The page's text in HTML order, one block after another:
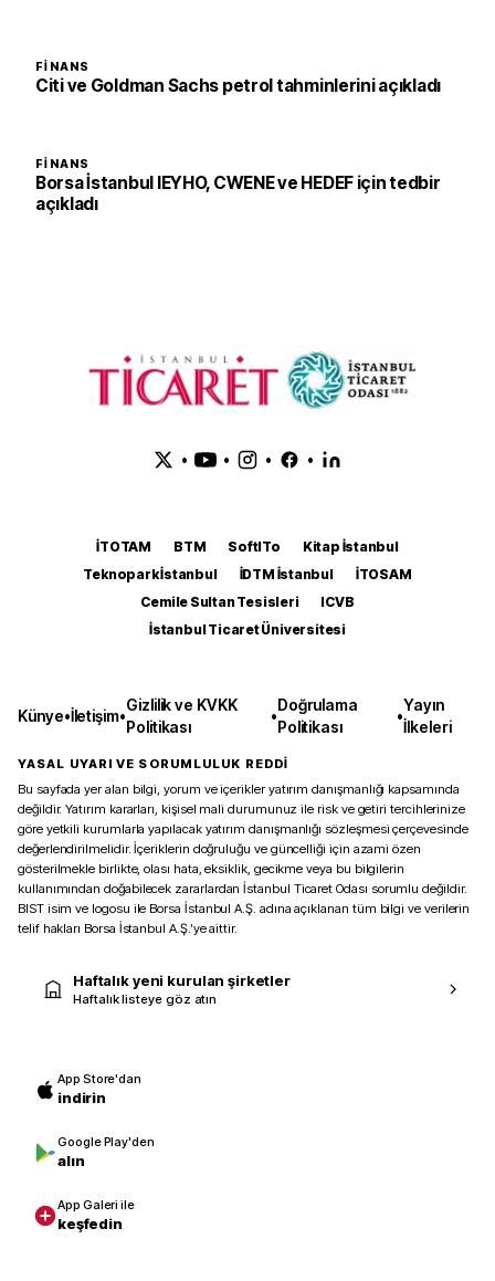
FINANS
Citi ve Goldman Sachs petrol tahminlerini açıkladı
FINANS
Borsa İstanbul IEYHO, CWENE ve HEDEF için tedbir
açıkladı
• • • •
İTOTAM BTM SoftITo
Kitap İstanbul
Teknopark İstanbul
İDTM İstanbul
İTOSAM
Cemile Sultan Tesisleri
ICVB
İstanbul Ticaret Üniversitesi
Künye•İletişim•
Gizlilik ve KVKK
Politikası
•
Doğrulama
Politikası
•
Yayın
İlkeleri
YASAL UYARI VE SORUMLULUK REDDİ
Bu sayfada yer alan bilgi, yorum ve içerikler yatırım danışmanlığı kapsamında
değildir. Yatırım kararları, kişisel mali durumunuz ile risk ve getiri tercihlerinize
göre yetkili kurumlarla yapılacak yatırım danışmanlığı sözleşmesi çerçevesinde
değerlendirilmelidir. İçeriklerin doğruluğu ve güncelliği için azami özen
gösterilmekle birlikte, olası hata, eksiklik, gecikme veya bu bilgilerin
kullanımından doğabilecek zararlardan İstanbul Ticaret Odası sorumlu değildir.
BIST isim ve logosu ile Borsa İstanbul A.Ş. adına açıklanan tüm bilgi ve verilerin
telif hakları Borsa İstanbul A.Ş.’ye aittir.
Haftalık yeni kurulan şirketler
Haftalık listeye göz atın
App Store'dan
indirin
Google Play'den
alın
App Galeri ile
keşfedin